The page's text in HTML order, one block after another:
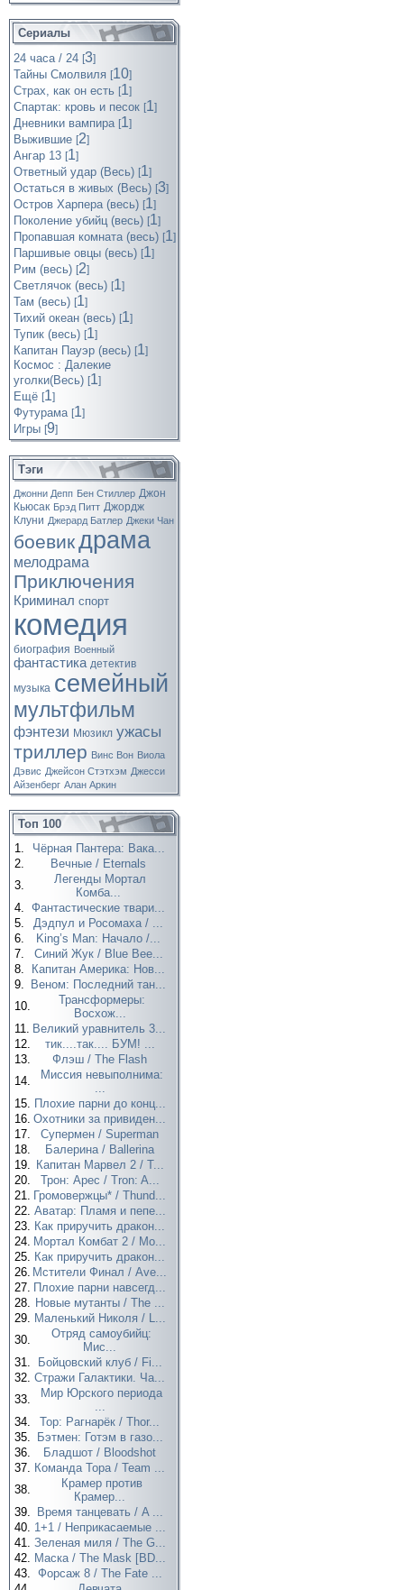
Сериалы
24 часа / 24 [3]
Тайны Смолвиля [10]
Страх, как он есть [1]
Спартак: кровь и песок [1]
Дневники вампира [1]
Выжившие [2]
Ангар 13 [1]
Ответный удар (Весь) [1]
Остаться в живых (Весь) [3]
Остров Харпера (весь) [1]
Поколение убийц (весь) [1]
Пропавшая комната (весь) [1]
Паршивые овцы (весь) [1]
Рим (весь) [2]
Светлячок (весь) [1]
Там (весь) [1]
Тихий океан (весь) [1]
Тупик (весь) [1]
Капитан Пауэр (весь) [1]
Космос : Далекие
уголки(Весь) [1]
Ещё [1]
Футурама [1]
Игры [9]
Тэги
Джонни Депп Бен Стиллер Джон
Кьюсак Брэд Питт Джордж
Клуни Джерард Батлер Джеки Чан
боевикдрама
мелодрама
Приключения
Криминал спорт
комедия
биография Военный
фантастика детектив
музыка семейный
мультфильм
фэнтези Мюзикл ужасы
триллер Винс Вон Виола
Дэвис Джейсон Стэтхэм Джесси
Айзенберг Алан Аркин
Топ 100
1.
Чёрная Пантера: Вака...
2.
Вечные / Eternals
3.
Легенды Мортал
Комба...
4. Фантастические твари...
5.
Дэдпул и Росомаха / ...
6.
King’s Man: Начало /...
7.
Синий Жук / Blue Bee...
8.
Капитан Америка: Нов...
9.
Веном: Последний тан...
10.
Трансформеры:
Восхож...
11. Великий уравнитель 3...
12.
тик....так.... БУМ! ...
13.
Флэш / The Flash
14.
Миссия невыполнима:
...
15. Плохие парни до конц...
16. Охотники за привиден...
17.
Супермен / Superman
18.
Балерина / Ballerina
19. Капитан Марвел 2 / T...
20.
Трон: Арес / Tron: A...
21. Громовержцы* / Thund...
22. Аватар: Пламя и пепе...
23. Как приручить дракон...
24. Мортал Комбат 2 / Mo...
25. Как приручить дракон...
26. Мстители Финал / Ave...
27. Плохие парни навсегд...
28. Новые мутанты / The ...
29. Маленький Николя / L...
30.
Отряд самоубийц:
Мис...
31.
Бойцовский клуб / Fi...
32. Стражи Галактики. Ча...
33.
Мир Юрского периода
...
34.
Тор: Рагнарёк / Thor...
35.
Бэтмен: Готэм в газо...
36.
Бладшот / Bloodshot
37. Команда Тора / Team ...
38.
Крамер против
Крамер...
39.
Время танцевать / A ...
40. 1+1 / Неприкасаемые ...
41. Зеленая миля / The G...
42. Маска / The Mask [BD...
43. Форсаж 8 / The Fate ...